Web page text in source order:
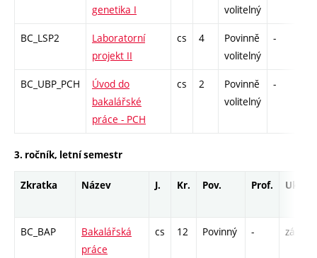
genetika I
volitelný
BC_LSP2
Laboratorní
projekt II
cs 4
Povinně
volitelný
-
BC_UBP_PCH
Úvod do
bakalářské
práce - PCH
cs 2
Povinně
volitelný
-
3. ročník, letní semestr
Zkratka Název J. Kr. Pov. Prof. Uk.
BC_BAP
Bakalářská
práce
cs 12 Povinný - zá